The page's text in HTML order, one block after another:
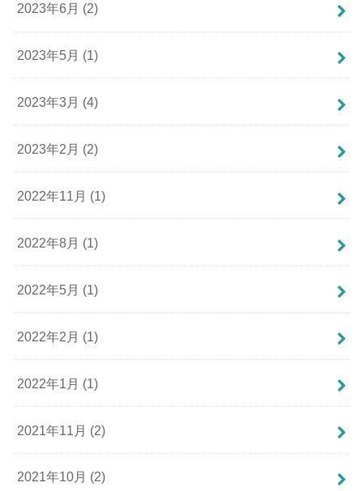
2023年6月 (2)
2023年5月 (1)
2023年3月 (4)
2023年2月 (2)
2022年11月 (1)
2022年8月 (1)
2022年5月 (1)
2022年2月 (1)
2022年1月 (1)
2021年11月 (2)
2021年10月 (2)